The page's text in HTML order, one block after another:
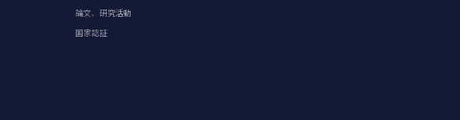
論文、研究活動
国家認証